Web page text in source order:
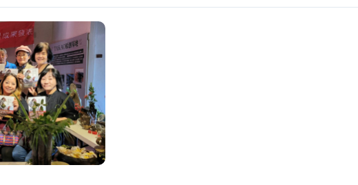
聞焦點 【錦瑟】
剎雲峰寺
年家庭氣氛與心理安全感調查報告」 若遇壓力僅12%青少年會向家人傾訴
綠校園 蟬聯高市空品淨化區小型基地組第一名
年薈】兩岸青年福州體驗水上運動